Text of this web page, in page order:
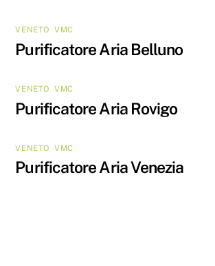
VENETO ,VMC
Purificatore Aria Belluno
VENETO ,VMC
Purificatore Aria Rovigo
VENETO ,VMC
Purificatore Aria Venezia